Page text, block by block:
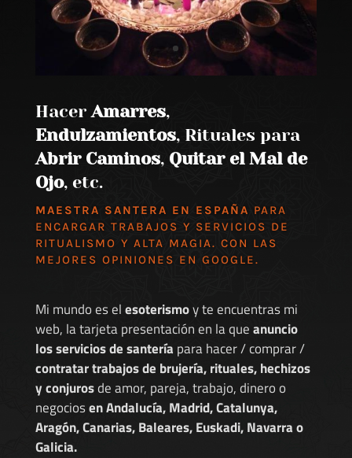
Hacer Amarres,
Endulzamientos, Rituales para
Abrir Caminos, Quitar el Mal de
Ojo, etc.
MAESTRA SANTERA EN ESPAÑA PARA
ENCARGAR TRABAJOS Y SERVICIOS DE
RITUALISMO Y ALTA MAGIA. CON LAS
MEJORES OPINIONES EN GOOGLE.
Mi mundo es elesoterismoy te encuentras mi
web, la tarjeta presentación en la queanuncio
los servicios de santería para hacer / comprar /
contratar trabajos de brujería, rituales, hechizos
y conjurosde amor, pareja, trabajo, dinero o
negociosen Andalucía, Madrid, Catalunya,
Aragón, Canarias, Baleares, Euskadi, Navarra o
Galicia.